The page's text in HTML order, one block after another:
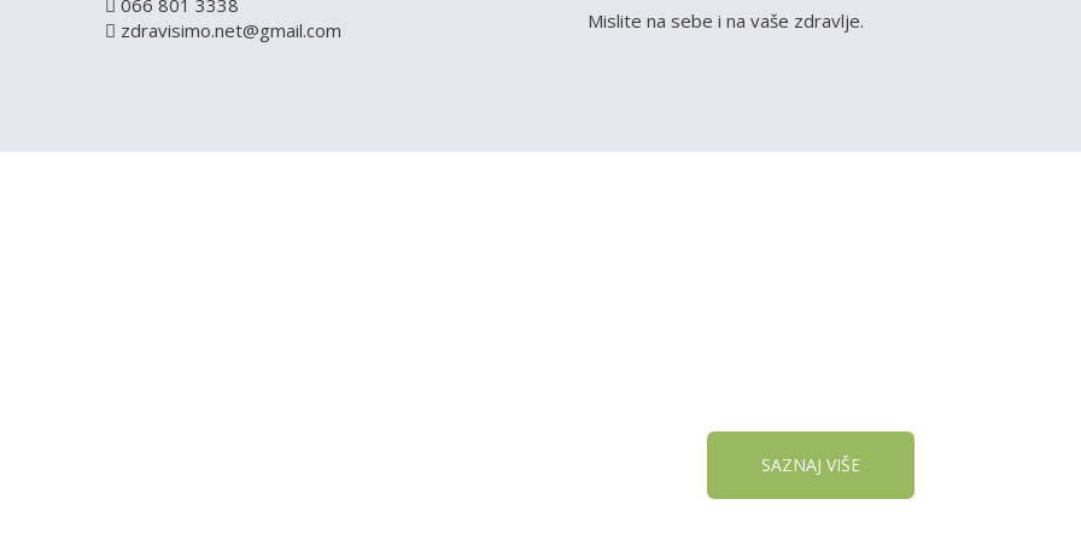
066 801 3338
zdravisimo.net@gmail.com
Mislite na sebe i na vaše zdravlje.
SAZNAJ VIŠE